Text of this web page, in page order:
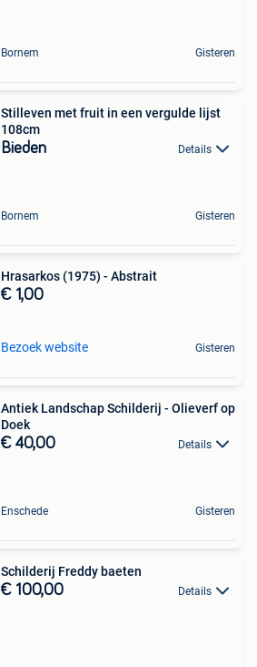
Bornem Gisteren
Stilleven met fruit in een vergulde lijst
108cm
Bieden Details
Bornem Gisteren
Hrasarkos (1975) - Abstrait
€ 1,00
Bezoek website Gisteren
Antiek Landschap Schilderij - Olieverf op
Doek
€ 40,00 Details
Enschede Gisteren
Schilderij Freddy baeten
€ 100,00 Details